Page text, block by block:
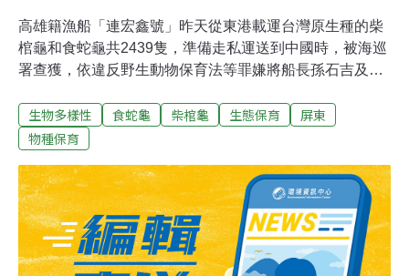
高雄籍漁船「連宏鑫號」昨天從東港載運台灣原生種的柴
棺龜和食蛇龜共2439隻，準備走私運送到中國時，被海巡
署查獲，依違反野生動物保育法等罪嫌將船長孫石吉及3
出港，海巡人員立刻登上船艙搜查，果然在前方船艙冰塊
下方找到大批的保育類柴棺龜1081隻、食蛇龜1358隻，船
方放生，但不被海巡人員採信。海巡署指出，台灣原生種
的柴棺龜和食蛇龜是二級保育類動物，近來因為中國食
龜、使用龜甲的需求相當大，認為這批走私出口的烏龜是
準備送到中國宰殺販售，以目前市價計算，1隻保育類烏
龜在台灣市價約1000元，在中國卻可以賣到6000元，不法
生物多樣性 食蛇龜 柴棺龜 生態保育
屏東
物種保育